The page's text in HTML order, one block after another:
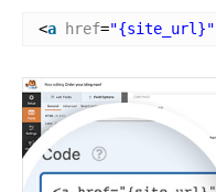
<a href="{site_url}"